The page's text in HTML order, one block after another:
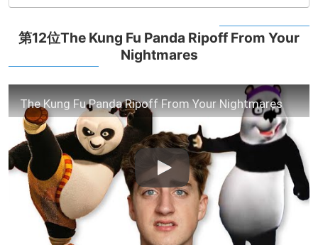
第12位The Kung Fu Panda Ripoff From Your
Nightmares
The Kung Fu Panda Ripoff From Your Nightmares